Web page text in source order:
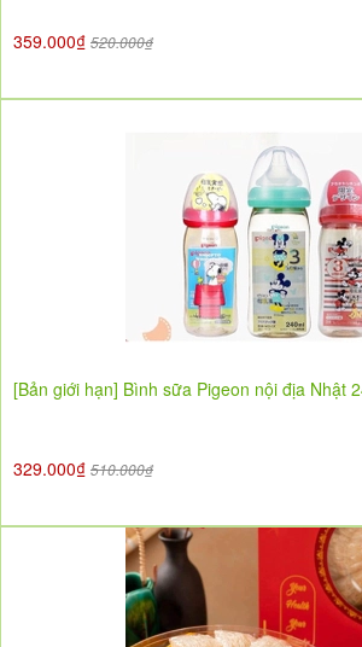
359.000₫ 520.000₫
[Bản giới hạn] Bình sữa Pigeon nội địa Nhật
329.000₫ 510.000₫